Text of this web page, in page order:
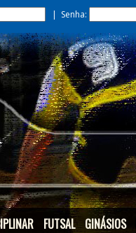
| Senha:
FUTSAL GINÁSIOS